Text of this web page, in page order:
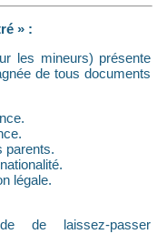
» :
les mineurs) présente
de tous documents
parents.
légale.
de laissez-passer